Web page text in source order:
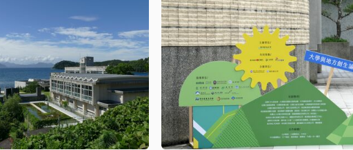
讓「人」與「自然」與「產品」之間
形成關係，使得「FIL」的產品不僅
是商品，更是文化和情感的載體。